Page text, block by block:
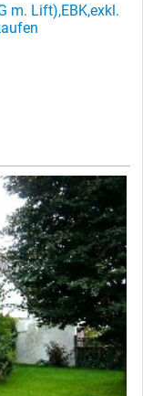
m. Lift),EBK,exkl.